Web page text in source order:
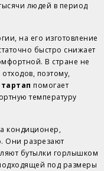
людей в период
на его изготовление
быстро снижает
В стране не
поэтому,
помогает
температуру
кондиционер,
Они разрезают
бутылки горлышком
под размеры